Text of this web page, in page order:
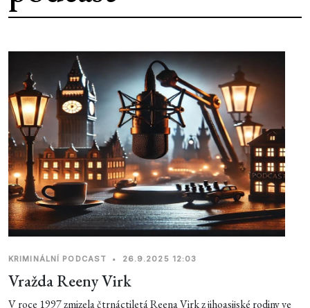
KRIMINÁLNÍ PODCAST • 26.9.2025 12:03
Vražda Reeny Virk
V roce 1997 zmizela čtrnáctiletá Reena Virk z jihoasijské rodiny ve